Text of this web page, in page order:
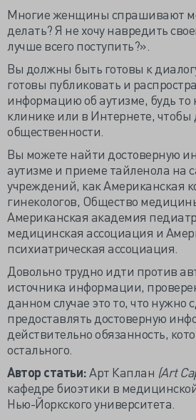
Многие женщины спрашивают
делать? Я не хочу навредить
лучше всего поступить?».
Вы должны быть готовы к
готовы публиковать и
информацию об аутизме, будь то
клинике или в Интернете, чтобы
общественности.
Вы можете найти достоверную
аутизме и приеме тайленола на
учреждений, как Американская
гинекологов, Общество
Американская академия
медицинская ассоциация и
психиатрическая ассоциация.
Довольно трудно идти против
источника информации,
данном случае это то, что нужно
предоставлять достоверную
действительно обязанность,
остального.
Автор статьи:Арт Каплан (Art
кафедре биоэтики в
Нью-Йоркского университета.